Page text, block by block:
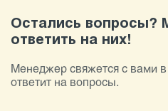
Остались вопросы?
ответить на них!
Менеджер свяжется с вами
ответит на вопросы.